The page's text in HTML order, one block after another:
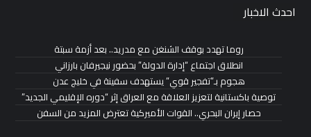
احدث الاخبار
روما تهدد بوقف الشنغن مع مدريد.. بعد أزمة سبتة
انطلاق اجتماع “إدارة الدولة” بحضور نيجيرفان بارزاني
هجوم بـ”تفجير قوي” يستهدف سفينة في خليج عدن
توصية باكستانية لتعزيز العلاقة مع العراق إثر “دوره الإقليمي الجديد”
حصار إيران البحري.. القوات الأميركية تعترض المزيد من السفن